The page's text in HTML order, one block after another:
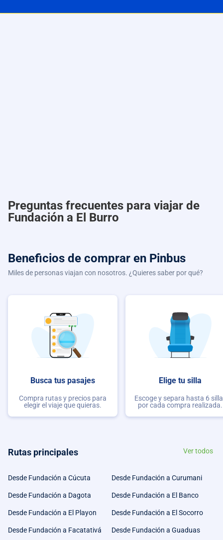
Preguntas frecuentes para viajar de
Fundación a El Burro
Beneficios de comprar en Pinbus
Miles de personas viajan con nosotros. ¿Quieres saber por qué?
Busca tus pasajes
Compra rutas y precios para
elegir el viaje que quieras.
Elige tu silla
Escoge y separa hasta 6
por cada compra realizada.
Rutas principales Ver todos
Desde Fundación a Cúcuta Desde Fundación a Curumani
Desde Fundación a Dagota Desde Fundación a El Banco
Desde Fundación a El Playon Desde Fundación a El Socorro
Desde Fundación a Facatativá Desde Fundación a Guaduas